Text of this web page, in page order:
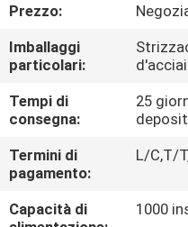
CONTATTACI
NOTIZIE
MAPPA
DEL
SITO
Prezzo:
Imballaggi
particolari:
Tempi di
consegna:
25
Termini di
pagamento:
L/C,T/
Capacità di
1000